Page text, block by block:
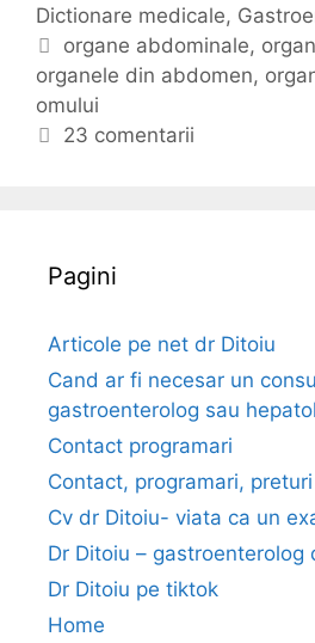
e
l
e
e
a
l
o
m
u
t
e
g
o
r
Dictionare medicale,
E
t
i
c
organe abdominale,
organele din abdomen,
omului
23 comentarii
Pagini
Articole pe net dr Ditoiu
Cand ar fi necesar un
gastroenterolog sau
Contact programari
Contact, programari, preturi
Cv dr Ditoiu- viata ca un
Dr Ditoiu – gastroenterolog
Dr Ditoiu pe tiktok
Home